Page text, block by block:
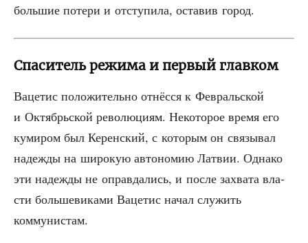
боль­шие поте­ри и отсту­пи­ла, оста­вив город.
Спаситель режима и первый главком
Ваце­тис поло­жи­тель­но отнёс­ся к Фев­раль­ской
и Октябрь­ской рево­лю­ци­ям. Неко­то­рое вре­мя его
куми­ром был Керен­ский, с кото­рым он свя­зы­вал
надеж­ды на широ­кую авто­но­мию Лат­вии. Одна­ко
эти надеж­ды не оправ­да­лись, и после захва­та вла­
сти боль­ше­ви­ка­ми Ваце­тис начал слу­жить
коммунистам.